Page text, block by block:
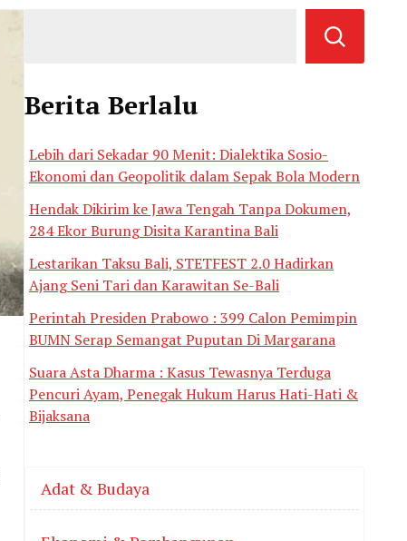
Berita Berlalu
Lebih dari Sekadar 90 Menit: Dialektika Sosio-
Ekonomi dan Geopolitik dalam Sepak Bola Modern
Hendak Dikirim ke Jawa Tengah Tanpa Dokumen,
284 Ekor Burung Disita Karantina Bali
Lestarikan Taksu Bali, STETFEST 2.0 Hadirkan
Ajang Seni Tari dan Karawitan Se-Bali
Perintah Presiden Prabowo : 399 Calon Pemimpin
BUMN Serap Semangat Puputan Di Margarana
Suara Asta Dharma : Kasus Tewasnya Terduga
Pencuri Ayam, Penegak Hukum Harus Hati-Hati &
Bijaksana
Adat & Budaya